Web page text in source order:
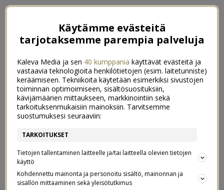
Käytämme evästeitä
tarjotaksemme parempia palveluja
Kaleva Media ja sen 40 kumppania käyttävät evästeitä ja
vastaavia teknologioita henkilötietojen (esim. laitetunniste)
keräämiseen. Tekniikoita käytetään esimerkiksi sivustojen
toiminnan optimoimiseen, sisältösuosituksiin,
kävijämäärien mittaukseen, markkinointiin sekä
tarkoituksenmukaisiin mainoksiin. Tarvitsemme
suostumuksesi seuraaviin:
TARKOITUKSET
Tietojen tallentaminen laitteelle ja/tai laitteella olevien tietojen
käyttö
Kohdennettu mainonta ja personoitu sisältö, mainonnan ja
sisällön mittaaminen sekä yleisötutkimus